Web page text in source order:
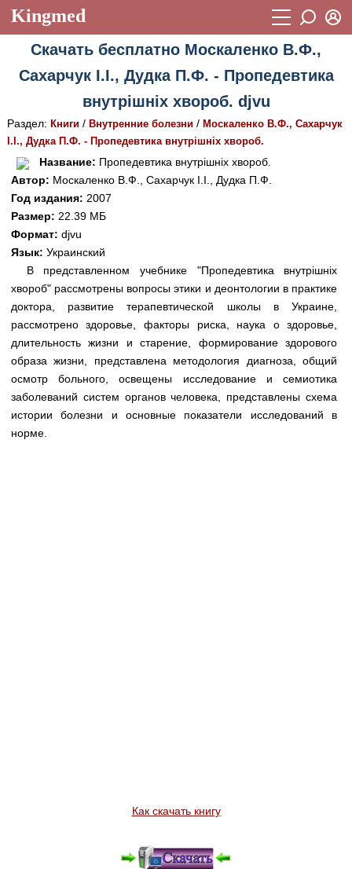
Kingmed
Учебный материал
Видеогалерея 899
Истории болезней 1268
Лекции и презентации 2474
Аккредитационные тесты
Методические рекомендации
Научно-популярное
Статьи
Новости (244)
Медицинская стандартизация
Нормативы экстренной и неотложной помощи
Нормы лабораторных и инструментальных
исследований
Восстановить пароль
Регистрация
Скачать бесплатно Москаленко В.Ф.,
Сахарчук І.І., Дудка П.Ф. - Пропедевтика
внутрішніх хвороб. djvu
Раздел: Книги/ Внутренние болезни/ Москаленко В.Ф., Сахарчук
І.І., Дудка П.Ф. - Пропедевтика внутрішніх хвороб.
Название: Пропедевтика внутрішніх хвороб.
Автор: Москаленко В.Ф., Сахарчук І.І., Дудка П.Ф.
Год издания: 2007
Размер: 22.39 МБ
Формат: djvu
Язык: Украинский
В представленном учебнике "Пропедевтика внутрішніх
хвороб" рассмотрены вопросы этики и деонтологии в практике
доктора, развитие терапевтической школы в Украине,
рассмотрено здоровье, факторы риска, наука о здоровье,
длительность жизни и старение, формирование здорового
образа жизни, представлена методология диагноза, общий
осмотр больного, освещены исследование и семиотика
заболеваний систем органов человека, представлены схема
истории болезни и основные показатели исследований в
норме.
Как скачать книгу